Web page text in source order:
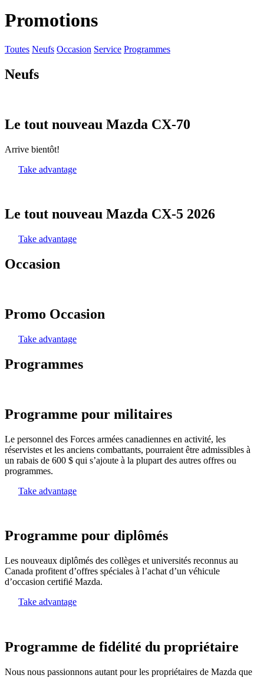
Promotions
Toutes Neufs Occasion Service Programmes
Neufs
Le tout nouveau Mazda CX-70
Arrive bientôt!
Take advantage
Le tout nouveau Mazda CX-5 2026
Take advantage
Occasion
Promo Occasion
Take advantage
Programmes
Programme pour militaires
Le personnel des Forces armées canadiennes en activité, les
réservistes et les anciens combattants, pourraient être admissibles à
un rabais de 600 $ qui s’ajoute à la plupart des autres offres ou
programmes.
Take advantage
Programme pour diplômés
Les nouveaux diplômés des collèges et universités reconnus au
Canada profitent d’offres spéciales à l’achat d’un véhicule
d’occasion certifié Mazda.
Take advantage
Programme de fidélité du propriétaire
Nous nous passionnons autant pour les propriétaires de Mazda que